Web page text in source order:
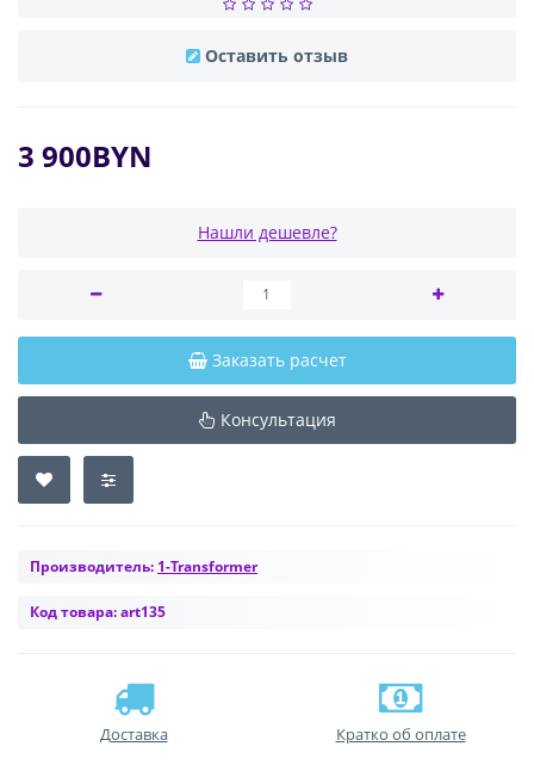
Оставить отзыв
3 900BYN
Нашли дешевле?
Заказать расчет
Консультация
Производитель: 1-Transformer
Код товара:art135
Доставка Кратко об оплате